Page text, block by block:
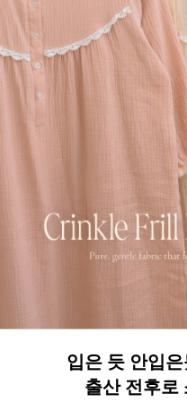
입은 듯 안입
출산 전후로